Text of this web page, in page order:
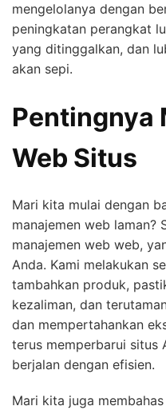
mengelolanya dengan
peningkatan perangkat
yang ditinggalkan, dan
akan sepi.
Pentingnya
Web Situs
Mari kita mulai dengan
manajemen web laman?
manajemen web web,
Anda. Kami melakukan
tambahkan produk,
kezaliman, dan
dan mempertahankan
terus memperbarui situs
berjalan dengan efisien.
Mari kita juga